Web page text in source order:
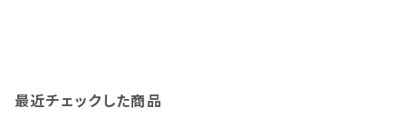
最近チェックした商品